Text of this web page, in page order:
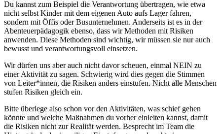
Du kannst zum Beispiel die Verantwortung übertragen, wie etwa
nicht selbst Kinder mit dem eigenen Auto aufs Lager fahren,
sondern mit Öffis oder Busunternehmen. Anderseits ist es in der
Abenteuerpädagogik ebenso, dass wir Methoden mit Risiken
anwenden. Diese Methoden sind wichtig, wir müssen sie nur auch
bewusst und verantwortungsvoll einsetzen.
Wir dürfen uns aber auch nicht davor scheuen, einmal NEIN zu
einer Aktivität zu sagen. Schwierig wird dies gegen die Stimmen
von Leiter*innen, die Risiken anders einstufen. Nicht alle Menschen
stufen Risiken gleich ein.
Bitte überlege also schon vor den Aktivitäten, was schief gehen
könnte und welche Maßnahmen du vorher einleiten kannst, damit
die Risiken nicht zur Realität werden. Besprecht im Team die